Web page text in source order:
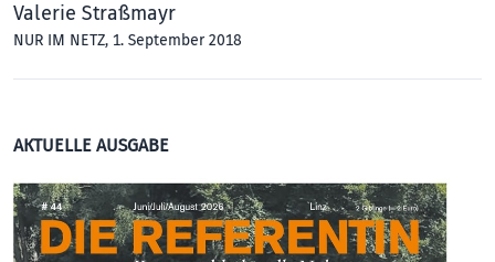
Valerie Straßmayr
NUR IM NETZ, 1. September 2018
AKTUELLE AUSGABE